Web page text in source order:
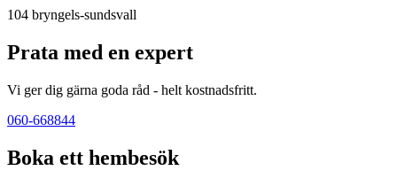
104 bryngels-sundsvall
Prata med en expert
Vi ger dig gärna goda råd - helt kostnadsfritt.
060-668844
Boka ett hembesök